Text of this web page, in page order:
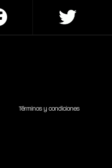
Términos y condiciones